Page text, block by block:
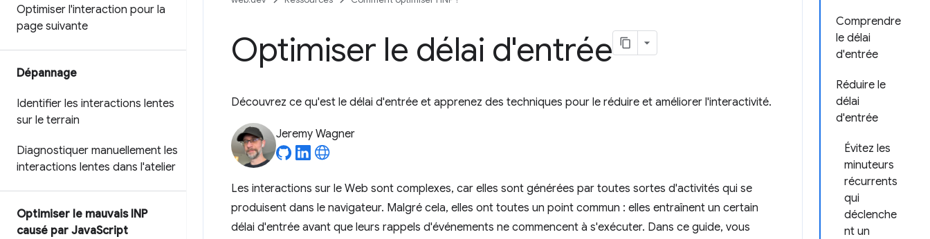
Optimiser l'interaction pour la
page suivante
Dépannage
Identifier les interactions lentes
sur le terrain
Diagnostiquer manuellement les
interactions lentes dans l'atelier
Optimiser le mauvais INP
causé par JavaScript
Comprendre
le délai
d'entrée
Réduire le
délai
d'entrée
Évitez les
minuteurs
récurrents
qui
déclenche
nt un
Optimiser le délai d'entrée
Découvrez ce qu'est le délai d'entrée et apprenez des techniques pour le réduire et améliorer l'interactivité.
Jeremy Wagner
Les interactions sur le Web sont complexes, car elles sont générées par toutes sortes d'activités qui se
produisent dans le navigateur. Malgré cela, elles ont toutes un point commun : elles entraînent un certain
délai d'entrée avant que leurs rappels d'événements ne commencent à s'exécuter. Dans ce guide, vous